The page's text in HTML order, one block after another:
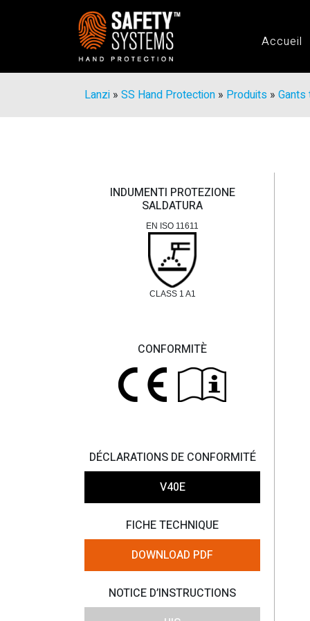
Accueil
Lanzi » SS Hand Protection » Produits »
INDUMENTI PROTEZIONE
SALDATURA
EN ISO 11611
CLASS 1 A1
CONFORMITÈ
DÉCLARATIONS DE CONFORMITÉ
V40E
FICHE TECHNIQUE
DOWNLOAD PDF
NOTICE D’INSTRUCTIONS